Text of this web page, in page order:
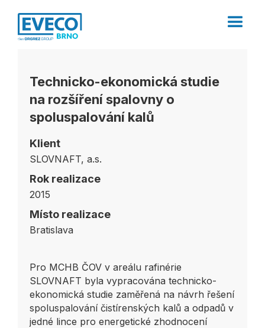
Technicko-ekonomická studie
na rozšíření spalovny o
spoluspalování kalů
Klient
SLOVNAFT, a.s.
Rok realizace
2015
Místo realizace
Bratislava
Pro MCHB ČOV v areálu rafinérie
SLOVNAFT byla vypracována technicko-
ekonomická studie zaměřená na návrh řešení
spoluspalování čistírenských kalů a odpadů v
jedné lince pro energetické zhodnocení